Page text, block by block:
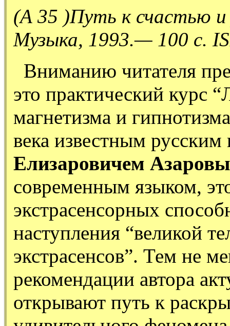
(А 35 )Путь к счастью
Музыка, 1993.— 100 с.
Вниманию читателя
это практический курс
магнетизма и
века известным
Елизаровичем
современным языком,
экстрасенсорных
наступления “великой
экстрасенсов”. Тем не
рекомендации автора
открывают путь к